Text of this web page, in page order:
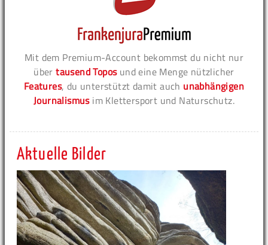
Mit dem Premium-Account bekommst du nicht nur
übertausend Toposund eine Menge nützlicher
Features, du unterstützt damit auch unabhängigen
Journalismusim Klettersport und Naturschutz.
Aktuelle Bilder